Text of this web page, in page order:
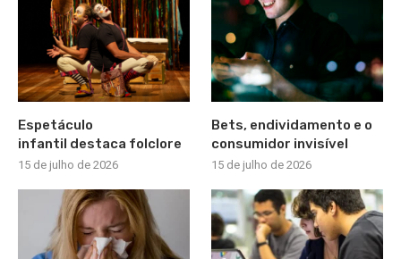
Espetáculo
infantil destaca folclore
15 de julho de 2026
Bets, endividamento e o
consumidor invisível
15 de julho de 2026